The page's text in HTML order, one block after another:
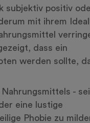
subjektiv positiv
mit ihrem
dass ein
werden sollte,
-
eine lustige
Phobie zu